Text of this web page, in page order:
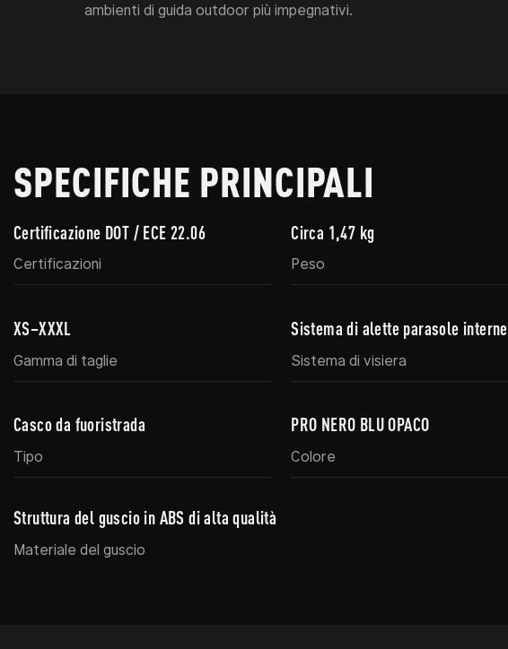
ambienti di guida outdoor più impegnativi.
SPECIFICHE PRINCIPALI
Certificazione DOT / ECE 22.06
Certificazioni
Circa 1,47 kg
Peso
XS–XXXL
Gamma di taglie
Sistema di alette parasole interne
Sistema di visiera
Casco da fuoristrada
Tipo
PRO NERO BLU OPACO
Colore
Struttura del guscio in ABS di alta qualità
Materiale del guscio